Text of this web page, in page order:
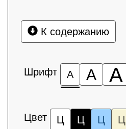
К содержанию
Шрифт А А А
Цвет Ц Ц Ц Ц